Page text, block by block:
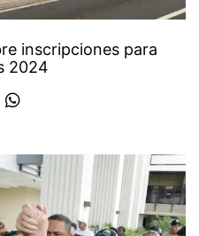
inscripciones para
2024